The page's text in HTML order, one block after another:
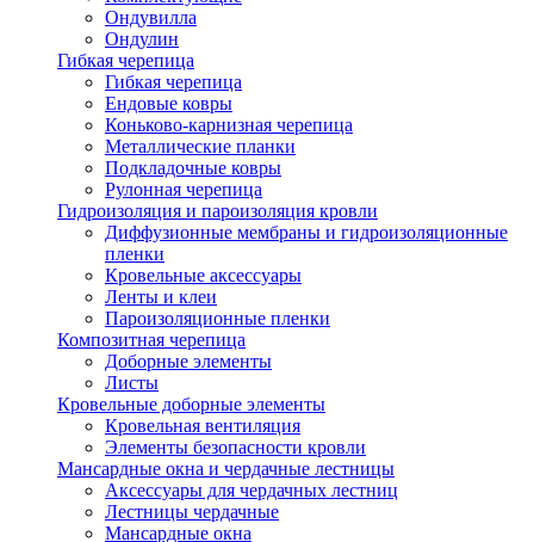
Ондувилла
Ондулин
Гибкая черепица
Гибкая черепица
Ендовые ковры
Коньково-карнизная черепица
Металлические планки
Подкладочные ковры
Рулонная черепица
Гидроизоляция и пароизоляция кровли
Диффузионные мембраны и гидроизоляционные
пленки
Кровельные аксессуары
Ленты и клеи
Пароизоляционные пленки
Композитная черепица
Доборные элементы
Листы
Кровельные доборные элементы
Кровельная вентиляция
Элементы безопасности кровли
Мансардные окна и чердачные лестницы
Аксессуары для чердачных лестниц
Лестницы чердачные
Мансардные окна